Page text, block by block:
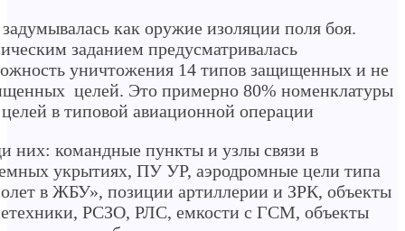
как оружие изоляции поля боя.
заданием предусматривалась
уничтожения 14 типов защищенных и не
целей. Это примерно 80% номенклатуры
целей в типовой авиационной операции
них: командные пункты и узлы связи в
укрытиях, ПУ УР, аэродромные цели типа
в ЖБУ», позиции артиллерии и ЗРК, объекты
РСЗО, РЛС, емкости с ГСМ, объекты